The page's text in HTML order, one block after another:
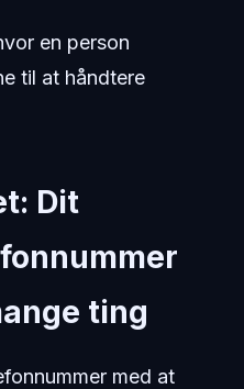
en person
til at håndtere
Dit
ting
med at